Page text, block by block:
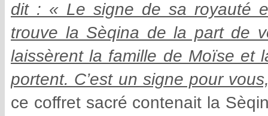
dit : « Le signe de sa royauté
trouve la Sèqina de la part de
laissèrent la famille de Moïse et
portent. C’est un signe pour
ce coffret sacré contenait la